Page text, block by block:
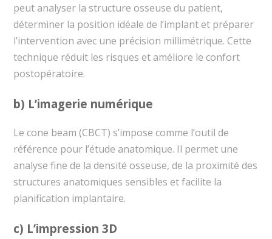
peut analyser la structure osseuse du patient,
déterminer la position idéale de l’implant et préparer
l’intervention avec une précision millimétrique. Cette
technique réduit les risques et améliore le confort
postopératoire.
b) L’imagerie numérique
Le cone beam (CBCT) s’impose comme l’outil de
référence pour l’étude anatomique. Il permet une
analyse fine de la densité osseuse, de la proximité des
structures anatomiques sensibles et facilite la
planification implantaire.
c) L’impression 3D